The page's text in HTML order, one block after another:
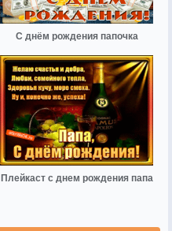
С днём рождения папочка
Плейкаст с днем рождения папа